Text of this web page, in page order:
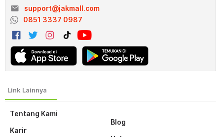
Tentang Kami
Karir
Blog
email
support@jakmall.com
0851 3337 0987